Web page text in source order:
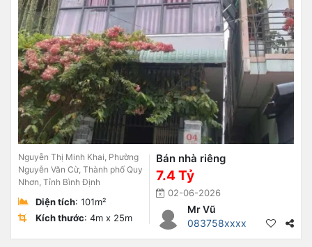
Nguyễn Thị Minh Khai, Phường
Nguyễn Văn Cừ, Thành phố Quy
Nhơn, Tỉnh Bình Định
Diện tích: 101m²
Kích thước: 4m x 25m
Bán nhà riêng
7.4 Tỷ
02-06-2026
Mr Vũ
083758xxxx